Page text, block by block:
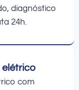
diagnóstico
24h.
elétrico
com